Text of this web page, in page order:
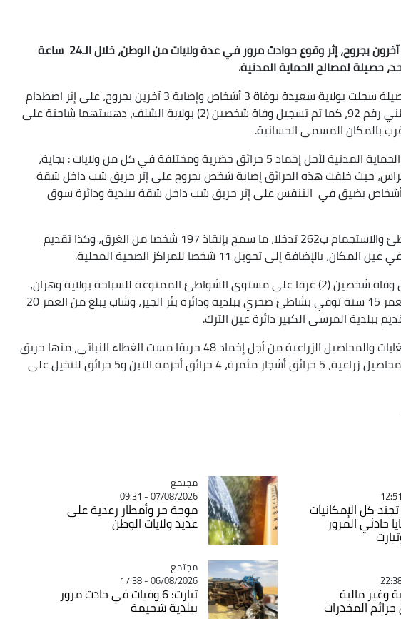
توفي 10 أشخاص وأصيب 242 آخرون بجروح، إثر وقوع حوادث مرور في عدة ولايات من الوطن، خلال الـ24 ساعة
حصيلة لمصالح الحماية المدنية.
وأوضح ذات المصدر أن أثقل حصيلة سجلت بولاية سعيدة بوفاة 3 أشخاص وإصابة 3 آخرين بجروح، على إثر اصطدام
بين سيارتين على الطريق الوطني رقم 92، كما تم تسجيل وفاة شخصين (2) بولاية الشلف، دهستهما شاحنة على
بالمكان المسمى الحسانية.
من جهة أخرى، تدخلت مصالح الحماية المدنية لأجل إخماد 5 حرائق حضرية ومختلفة في كل من ولايات : بجاية،
حيث خلفت هذه الحرائق إصابة شخص بجروح على إثر حريق شب داخل شقة
ودائرة بجاية، وإصابة 6 أشخاص بضيق في التنفس على إثر حريق شب داخل شقة ببلدية ودائرة سوق
بدوره قام جهاز حراسة الشواطئ والاستجمام ب262 تدخلا، ما سمح بإنقاذ 197 شخصا من الغرق، وكذا تقديم
كما تم خلال ذات الفترة تسجيل وفاة شخصين (2) غرقا على مستوى الشواطئ الممنوعة للسباحة بولاية وهران،
ويتعلق الأمر بطفل يبلغ من العمر 15 سنة توفي بشاطئ صخري ببلدية ودائرة بئر الجير، وشاب يبلغ من العمر 20
ببلدية المرسى الكبير دائرة عين الترك.
وتدخل جهاز مكافحة حرائق الغابات والمحاصيل الزراعية من أجل إخماد 48 حريقا مست الغطاء النباتي، منها حريق
أدغال، حريق أحراش، 30 حريق محاصيل زراعية، 5 حرائق أشجار مثمرة، 4 حرائق أحزمة التبن و5 حرائق للنخيل على
كل الإمكانيات
حادثي المرور
Catégorie
مجتمع
07/08/2026 - 09:31
موجة حر وأمطار رعدية على
عديد ولايات الوطن
وغير مالية
المخدرات
Catégorie
مجتمع
06/08/2026 - 17:38
تيارت: 6 وفيات في حادث مرور
ببلدية شحيمة